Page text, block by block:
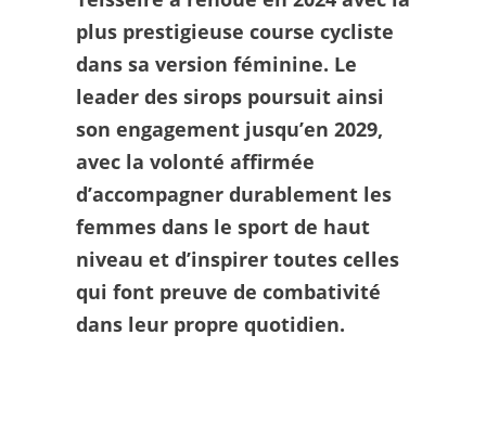
plus prestigieuse course cycliste
dans sa version féminine. Le
leader des sirops poursuit ainsi
son engagement jusqu’en 2029,
avec la volonté affirmée
d’accompagner durablement les
femmes dans le sport de haut
niveau et d’inspirer toutes celles
qui font preuve de combativité
dans leur propre quotidien.